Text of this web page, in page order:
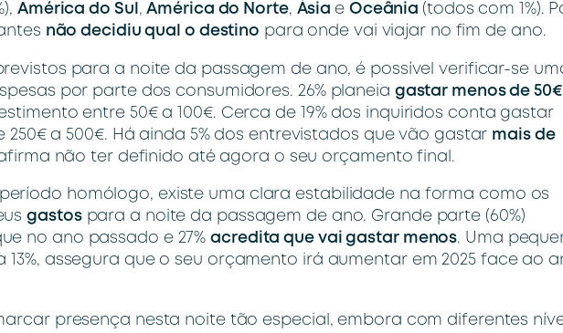
América do Sul ,América do Norte, Ásia e Oceânia (todos com 1%).
não decidiu qual o destino para onde vai viajar no fim de ano.
para a noite da passagem de ano, é possível verificar-se
por parte dos consumidores. 26% planeia gastar menos de 50€
entre 50€ a 100€. Cerca de 19% dos inquiridos conta gastar
250€ a 500€. Há ainda 5% dos entrevistados que vão gastar mais de
afirma não ter definido até agora o seu orçamento final.
homólogo, existe uma clara estabilidade na forma como os
gastospara a noite da passagem de ano. Grande parte (60%)
no ano passado e 27%acredita que vai gastar menos. Uma
assegura que o seu orçamento irá aumentar em 2025 face ao
presença nesta noite tão especial, embora com diferentes